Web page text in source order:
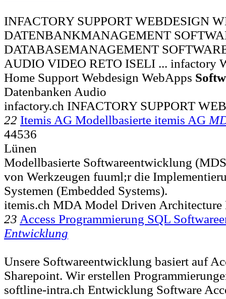
INFACTORY SUPPORT WEBDESIGN
DATENBANKMANAGEMENT
DATABASEMANAGEMENT
AUDIO VIDEO RETO ISELI ... infactory
Home Support Webdesign WebApps
Datenbanken Audio
infactory.ch INFACTORY SUPPORT
22 Itemis AG Modellbasierte itemis AG
44536
Lünen
Modellbasierte Softwareentwicklung
von Werkzeugen fuuml;r die
Systemen (Embedded Systems).
itemis.ch MDA Model Driven Architecture
23 Access Programmierung SQL
Entwicklung
Unsere Softwareentwicklung basiert auf
Sharepoint. Wir erstellen
softline-intra.ch Entwicklung Software